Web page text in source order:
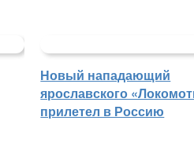
Новый нападающий
ярославского
прилетел в Россию